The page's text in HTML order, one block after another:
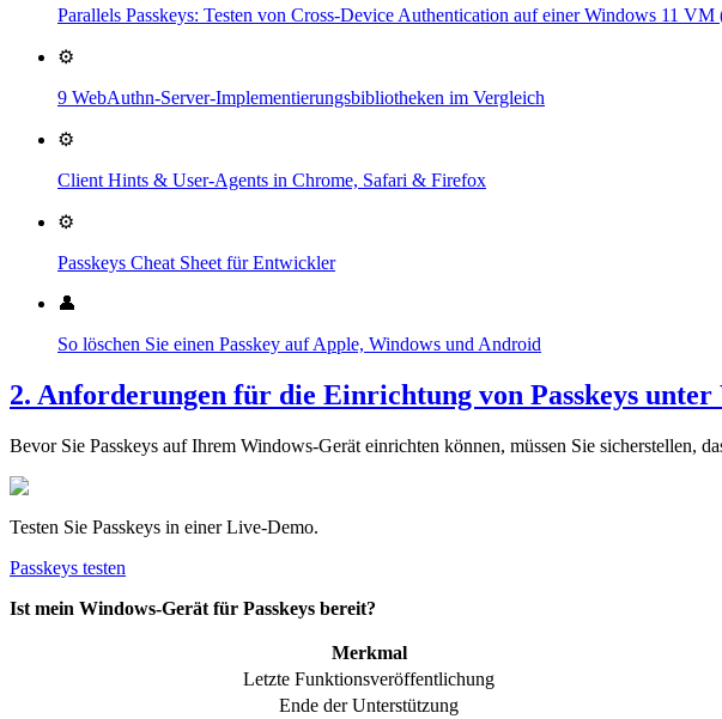
Parallels Passkeys: Testen von Cross-Device Authentication auf einer Windows 11 VM
⚙️
9 WebAuthn-Server-Implementierungsbibliotheken im Vergleich
⚙️
Client Hints & User-Agents in Chrome, Safari & Firefox
⚙️
Passkeys Cheat Sheet für Entwickler
👤
So löschen Sie einen Passkey auf Apple, Windows und Android
2. Anforderungen für die Einrichtung von Passkeys unter
Bevor Sie Passkeys auf Ihrem Windows-Gerät einrichten können, müssen Sie sicherstellen,
Testen Sie Passkeys in einer Live-Demo.
Passkeys testen
Ist mein Windows-Gerät für Passkeys bereit?
Merkmal
Letzte Funktionsveröffentlichung
Ende der Unterstützung